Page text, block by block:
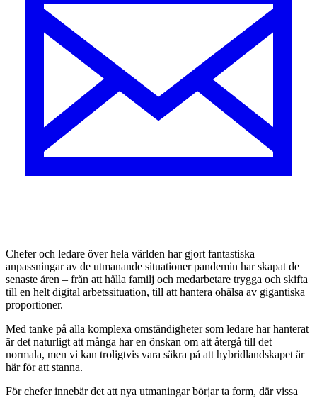
Chefer och ledare över hela världen har gjort fantastiska
anpassningar av de utmanande situationer pandemin har skapat de
senaste åren – från att hålla familj och medarbetare trygga och skifta
till en helt digital arbetssituation, till att hantera ohälsa av gigantiska
proportioner.
Med tanke på alla komplexa omständigheter som ledare har hanterat
är det naturligt att många har en önskan om att återgå till det
normala, men vi kan troligtvis vara säkra på att hybridlandskapet är
här för att stanna.
För chefer innebär det att nya utmaningar börjar ta form, där vissa